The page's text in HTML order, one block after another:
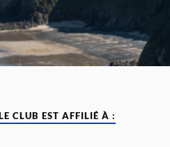
LE CLUB EST AFFILIÉ À :